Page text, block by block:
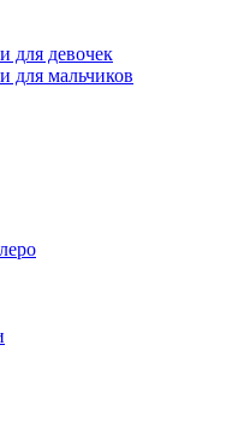
для девочек
для мальчиков